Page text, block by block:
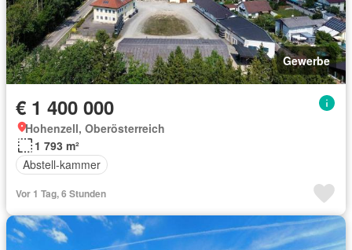
Gewerbe
€ 1 400 000
Hohenzell, Oberösterreich
1 793 m²
Abstell-kammer
Vor 1 Tag, 6 Stunden